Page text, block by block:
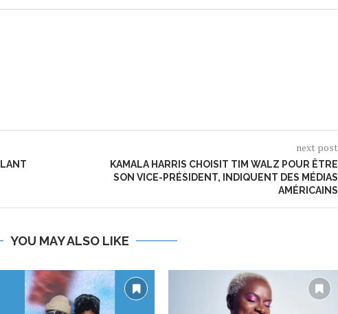
next post
KAMALA HARRIS CHOISIT TIM WALZ POUR ÊTRE
SON VICE-PRÉSIDENT, INDIQUENT DES MÉDIAS
AMÉRICAINS
YOU MAY ALSO LIKE